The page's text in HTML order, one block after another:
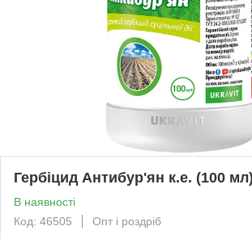
Гербіцид Антибур'ян к.е. (100
В наявності
Код: 46505
Опт і роздріб